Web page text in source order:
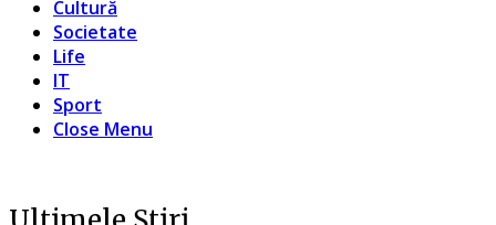
Cultură
Societate
Life
IT
Sport
Close Menu